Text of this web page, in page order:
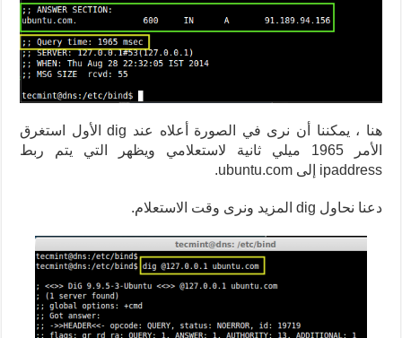
هنا ، يمكننا أن نرى في الصورة أعلاه عند dig الأول استغرق
الأمر 1965 ميلي ثانية لاستعلامي ويظهر التي يتم ربط
ipaddress إلى ubuntu.com.
دعنا نحاول dig المزيد ونرى وقت الاستعلام.